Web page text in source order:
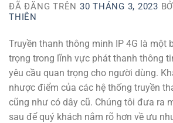
ĐÃ ĐĂNG TRÊN 30 THÁNG 3, 2023
THIÊN
Truyền thanh thông minh IP 4G là một
trọng trong lĩnh vực phát thanh thông
yêu cầu quan trọng cho người dùng.
nhược điểm của các hệ thống truyền
cũng như có dây cũ. Chúng tôi đưa ra
sau để quý khách nắm rõ hơn về ưu